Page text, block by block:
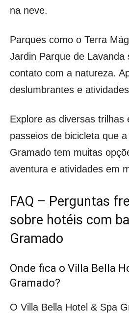
na neve.
Parques como o Terra
Jardin Parque de Lavanda
contato com a natureza.
deslumbrantes e
Explore as diversas trilhas
passeios de bicicleta que
Gramado tem muitas
aventura e atividades em
FAQ – Perguntas
sobre hotéis com
Gramado
Onde fica o Villa Bella
Gramado?
O Villa Bella Hotel & Spa